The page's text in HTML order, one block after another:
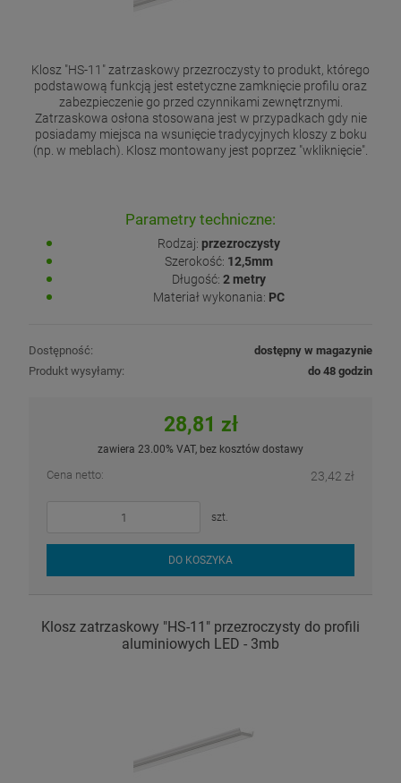
Klosz "HS-11" zatrzaskowy przezroczysty to produkt, którego
podstawową funkcją jest estetyczne zamknięcie profilu oraz
zabezpieczenie go przed czynnikami zewnętrznymi.
Zatrzaskowa osłona stosowana jest w przypadkach gdy nie
posiadamy miejsca na wsunięcie tradycyjnych kloszy z boku
(np. w meblach). Klosz montowany jest poprzez "wkliknięcie".
Parametry techniczne:
Rodzaj: przezroczysty
Szerokość: 12,5mm
Długość: 2 metry
Materiał wykonania: PC
Dostępność:
dostępny w magazynie
Produkt wysyłamy:
do 48 godzin
28,81 zł
zawiera 23.00% VAT, bez kosztów dostawy
Cena netto: 23,42 zł
szt.
DO KOSZYKA
Klosz zatrzaskowy "HS-11" przezroczysty do profili
aluminiowych LED - 3mb